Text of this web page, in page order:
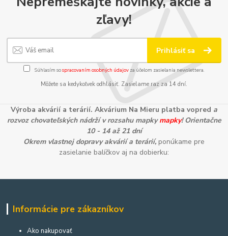
zľavy!
Prihlásiť sa
Súhlasím sospracovaním osobných údajov za účelom zasielania newslettera.
Môžete sa kedykoľvek odhlásiť. Zasielame raz za 14 dní.
Výroba akvárií a terárií. Akvárium Na Mieru platba vopred a
rozvoz chovateľských nádrží v rozsahu mapkymapky! Orientačne
10 - 14 až 21 dní
Okrem vlastnej dopravy akvárií a terárií, ponúkame pre
zasielanie balíčkov aj na dobierku:
Informácie pre zákazníkov
Ako nakupovať